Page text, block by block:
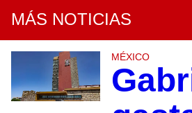
MÁS NOTICIAS
MÉXICO